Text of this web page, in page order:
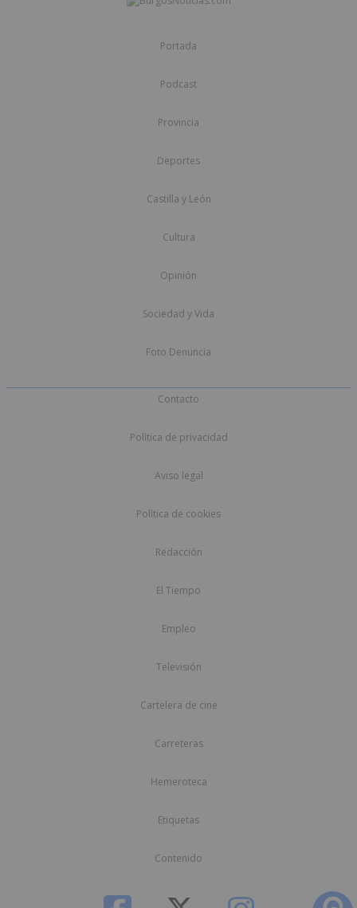
Portada
Podcast
Provincia
Deportes
Castilla y León
Cultura
Opinión
Sociedad y Vida
Foto Denuncia
Contacto
Política de privacidad
Aviso legal
Política de cookies
Redacción
El Tiempo
Empleo
Televisión
Cartelera de cine
Carreteras
Hemeroteca
Etiquetas
Contenido